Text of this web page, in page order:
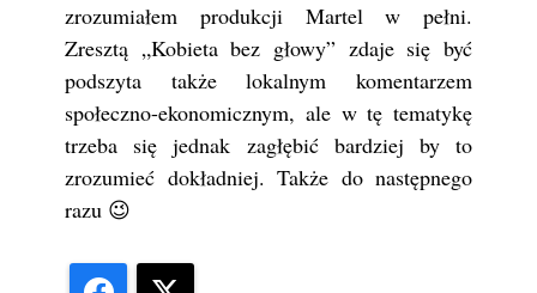
zrozumiałem produkcji Martel w pełni.
Zresztą „Kobieta bez głowy” zdaje się być
podszyta także lokalnym komentarzem
społeczno-ekonomicznym, ale w tę tematykę
trzeba się jednak zagłębić bardziej by to
zrozumieć dokładniej. Także do następnego
razu 😉